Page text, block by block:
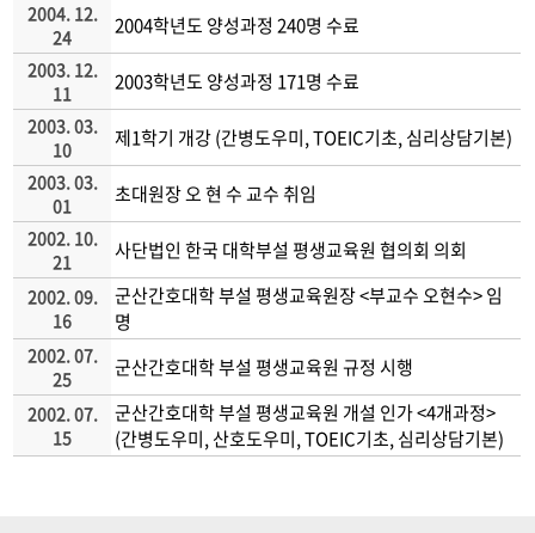
2004. 12.
24
2004학년도 양성과정 240명 수료
2003. 12.
11
2003학년도 양성과정 171명 수료
2003. 03.
10
제1학기 개강 (간병도우미, TOEIC기초, 심리상담기본)
2003. 03.
01
초대원장 오 현 수 교수 취임
2002. 10.
21
사단법인 한국 대학부설 평생교육원 협의회 의회
2002. 09.
16
군산간호대학 부설 평생교육원장 <부교수 오현수> 임
명
2002. 07.
25
군산간호대학 부설 평생교육원 규정 시행
2002. 07.
15
군산간호대학 부설 평생교육원 개설 인가 <4개과정>
(간병도우미, 산호도우미, TOEIC기초, 심리상담기본)